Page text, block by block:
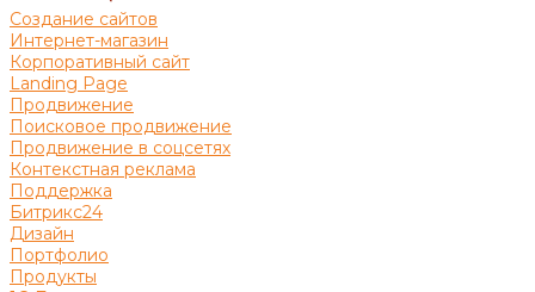
Создание сайтов
Интернет-магазин
Корпоративный сайт
Landing Page
Продвижение
Поисковое продвижение
Продвижение в соцсетях
Контекстная реклама
Поддержка
Битрикс24
Дизайн
Портфолио
Продукты